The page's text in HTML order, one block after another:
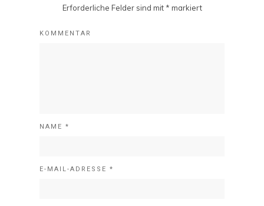
Erforderliche Felder sind mit * markiert
KOMMENTAR
NAME *
E-MAIL-ADRESSE *